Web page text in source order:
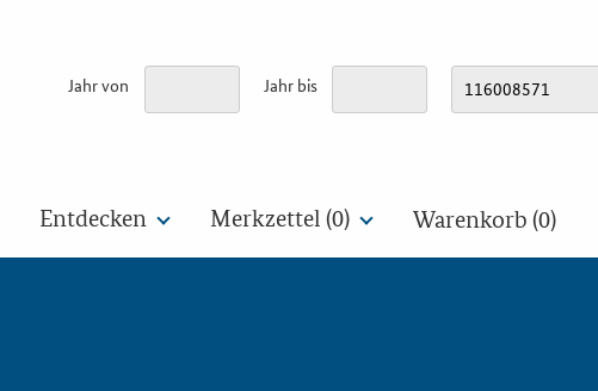
Jahr von Jahr bis
Entdecken Merkzettel (0) Warenkorb (0)